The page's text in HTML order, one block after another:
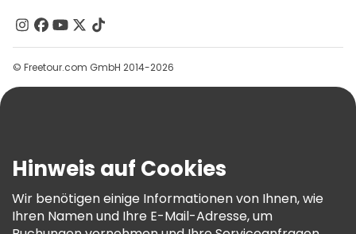
Kontakt
Gruppen
Hilfe
AGB Und Rechtliches
Cookie-Richtlinie
Freetour Auszeichnungen
© Freetour.com GmbH 2014-2026
Hinweis auf Cookies
Wir benötigen einige Informationen von Ihnen, wie
Ihren Namen und Ihre E-Mail-Adresse, um